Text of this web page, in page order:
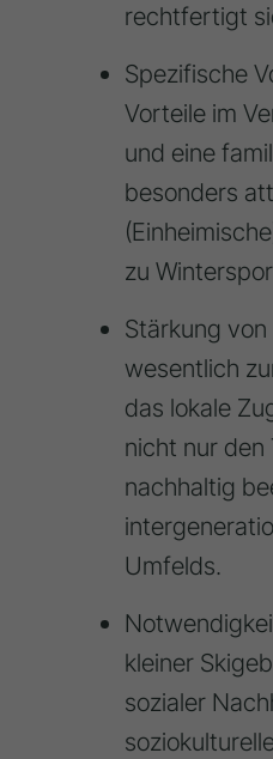
rechtfertigt
Spezifische
Vorteile im
und eine
besonders
zu
Stärkung
wesentlich
das lokale
nicht nur den
nachhaltig
Umfelds.
kleiner
sozialer